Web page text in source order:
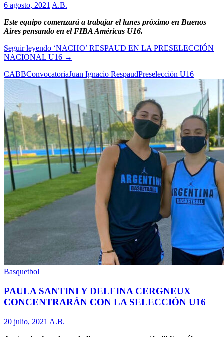
6 agosto, 2021 A.B.
Este equipo comenzará a trabajar el lunes próximo en Buenos
Aires pensando en el FIBA Américas U16.
Seguir leyendo ‘NACHO’ RESPAUD EN LA PRESELECCIÓN
NACIONAL U16 →
CABBConvocatoriaJuan Ignacio RespaudPreselección U16
Basquetbol
PAULA SANTINI Y DELFINA CERGNEUX
CONCENTRARÁN CON LA SELECCIÓN U16
20 julio, 2021 A.B.